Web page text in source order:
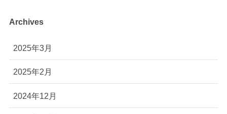
Archives
2025年3月
2025年2月
2024年12月